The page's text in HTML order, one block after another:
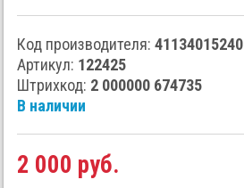
Код производителя:41134015240
Артикул: 122425
Штрихкод: 2 000000 674735
В наличии
2 000 руб.